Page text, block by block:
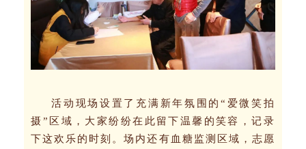
活动现场设置了充满新年氛围的“爱微笑拍
摄”区域，大家纷纷在此留下温馨的笑容，记录
下这欢乐的时刻。场内还有血糖监测区域，志愿